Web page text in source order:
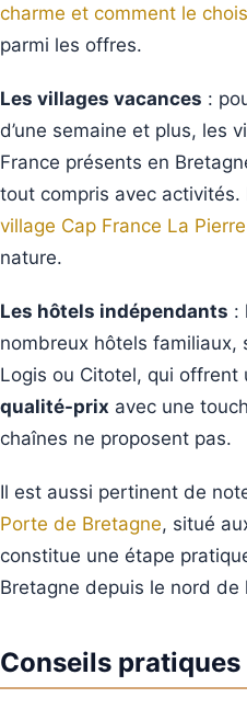
charme et comment le
parmi les offres.
Les villages vacances :
d’une semaine et plus, les
France présents en
tout compris avec activités.
village Cap France La
nature.
Les hôtels indépendants :
nombreux hôtels familiaux,
Logis ou Citotel, qui offrent
qualité-prix avec une
chaînes ne proposent pas.
Il est aussi pertinent de
Porte de Bretagne, situé
constitue une étape
Bretagne depuis le nord de
Conseils